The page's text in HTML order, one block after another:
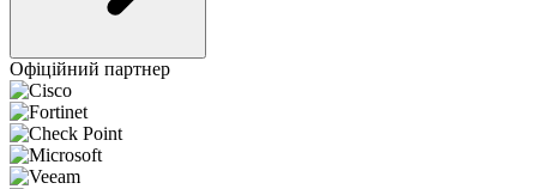
Офіційний партнер